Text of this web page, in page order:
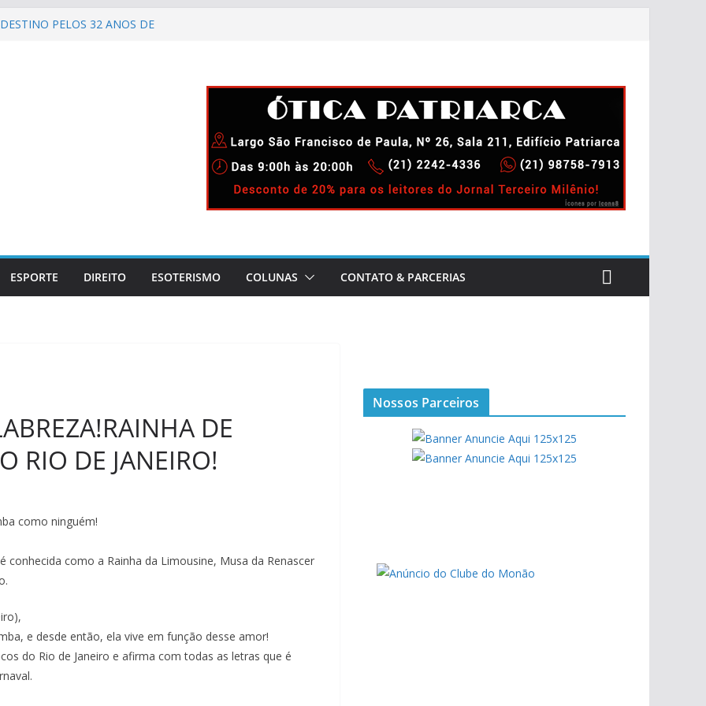
PELOS 32 ANOS DE
CARIOCA
DIUNÍSIO.
ESPORTE DIREITO ESOTERISMO COLUNAS CONTATO & PARCERIAS
DE
RIO DE JANEIRO!
como ninguém!
conhecida como a Rainha da Limousine, Musa da Renascer
e desde então, ela vive em função desse amor!
do Rio de Janeiro e afirma com todas as letras que é
Nossos Parceiros